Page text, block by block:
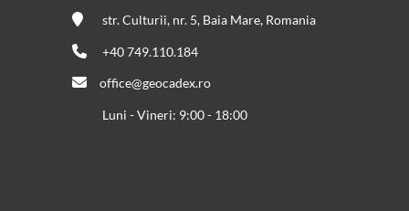
str. Culturii, nr. 5, Baia Mare, Romania
+40 749.110.184
office@geocadex.ro
Luni - Vineri: 9:00 - 18:00